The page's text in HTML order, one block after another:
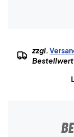
zzgl.
Bestellwert